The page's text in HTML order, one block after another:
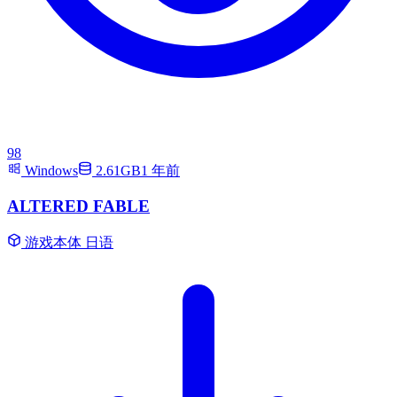
98
Windows
2.61GB1 年前
ALTERED FABLE
游戏本体 日语